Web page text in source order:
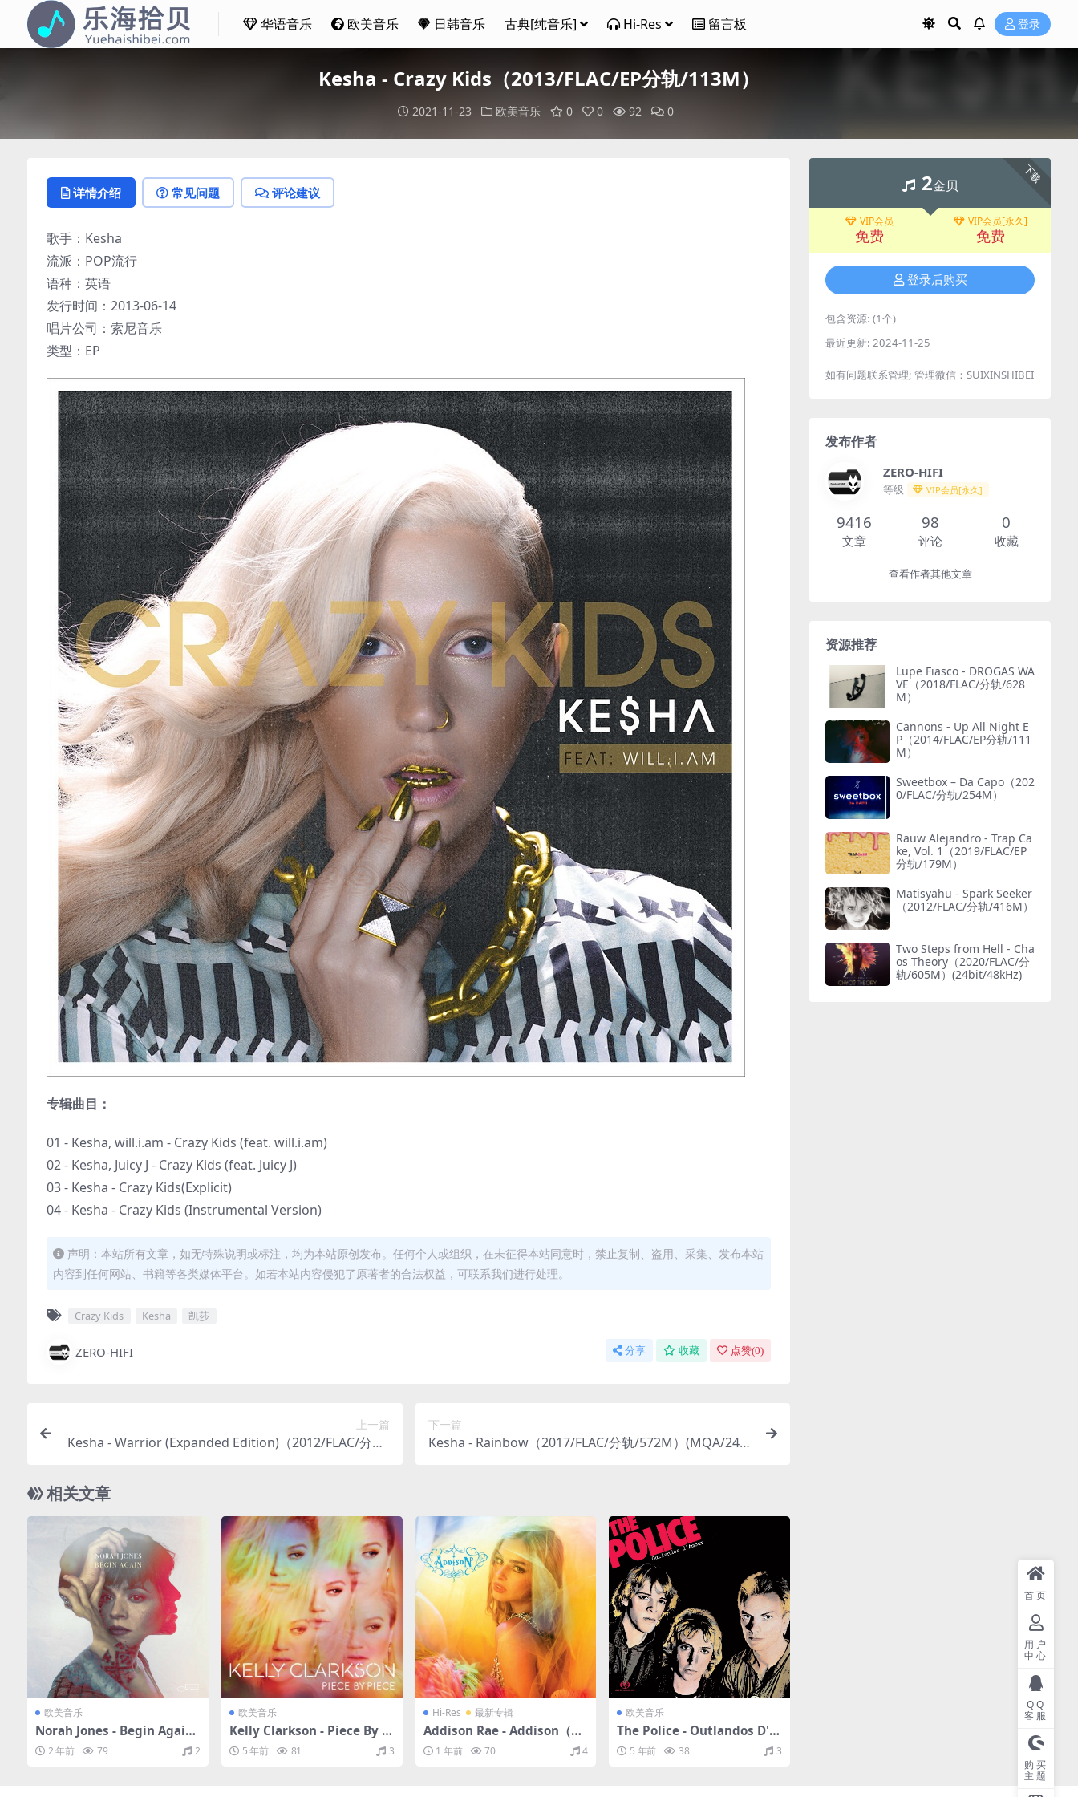
华语音乐 欧美音乐 日韩音乐 古典[纯音乐] Hi-Res 留言板 登录
Kesha - Crazy Kids（2013/FLAC/EP分轨/113M）
2021-11-23 欧美音乐 0 0 92 0
详情介绍 常见问题 评论建议
歌手：Kesha
流派：POP流行
语种：英语
发行时间：2013-06-14
唱片公司：索尼音乐
类型：EP
专辑曲目：
01 - Kesha, will.i.am - Crazy Kids (feat. will.i.am)
02 - Kesha, Juicy J - Crazy Kids (feat. Juicy J)
03 - Kesha - Crazy Kids(Explicit)
04 - Kesha - Crazy Kids (Instrumental Version)
声明：本站所有文章，如无特殊说明或标注，均为本站原创发布。任何个人或组织，在未征得本站同意时，禁止复制、盗用、采集、发布本站
内容到任何网站、书籍等各类媒体平台。如若本站内容侵犯了原著者的合法权益，可联系我们进行处理。
Crazy Kids Kesha 凯莎
ZERO-HIFI 分享 收藏 点赞(0)
上一篇
Kesha - Warrior (Expanded Edition)（2012/FLAC/分轨/
下一篇
Kesha - Rainbow（2017/FLAC/分轨/572M）(MQA/24bi
相关文章
欧美音乐
Norah Jones - Begin Again
（2019/FLAC/分轨/139M）
2 年前 79 2
欧美音乐
Kelly Clarkson - Piece By Pi
ece (Deluxe Version)（201
5/FLAC/分轨/472M）
5 年前 81 3
Hi-Res 最新专辑
Addison Rae - Addison（20
25/FLAC/分轨/429M）(24bi
t/48kHz)
1 年前 70 4
欧美音乐
The Police - Outlandos D'A
mour（1978/FLAC/分轨/261
M）
5 年前 38 3
下载
2金贝
VIP会员
免费
VIP会员[永久]
免费
登录后购买
包含资源: (1个)
最近更新: 2024-11-25
如有问题联系管理; 管理微信：SUIXINSHIBEI
发布作者
ZERO-HIFI
等级 VIP会员[永久]
9416
文章
98
评论
0
收藏
查看作者其他文章
资源推荐
Lupe Fiasco - DROGAS WA
VE（2018/FLAC/分轨/628
M）
Cannons - Up All Night E
P（2014/FLAC/EP分轨/111
M）
Sweetbox – Da Capo（202
0/FLAC/分轨/254M）
Rauw Alejandro - Trap Ca
ke, Vol. 1（2019/FLAC/EP
分轨/179M）
Matisyahu - Spark Seeker
（2012/FLAC/分轨/416M）
Two Steps from Hell - Cha
os Theory（2020/FLAC/分
轨/605M）(24bit/48kHz)
首页
用户
中心
QQ
客服
购买
主题